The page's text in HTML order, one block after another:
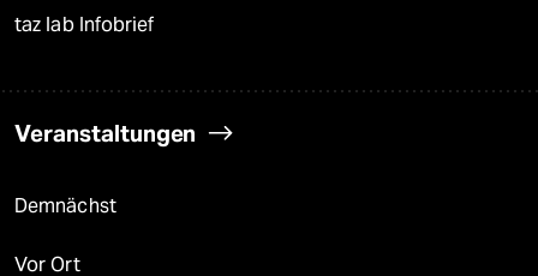
taz lab Infobrief
Veranstaltungen
Demnächst
Vor Ort